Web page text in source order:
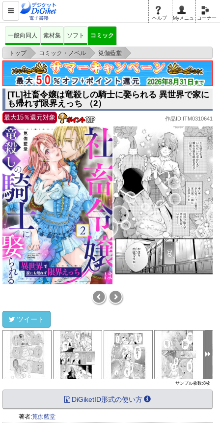
電子書籍 ヘルプ Myメニュ コーナー
一般向同人 素材集 ソフト コミック
トップ > コミック・ノベル > 筧伽藍堂
>
[TL]社畜令嬢は竜殺しの騎士に娶られる 異世界で家にも帰れず限界えっち
（2）
[TL]社畜令嬢は竜殺しの騎士に娶られる 異世界で家に
も帰れず限界えっち （2）
最大15％還元対象 作品ID:ITM0310641
ツイート
サンプル枚数:8枚
DiGiketID形式の使い方
著者:筧伽藍堂